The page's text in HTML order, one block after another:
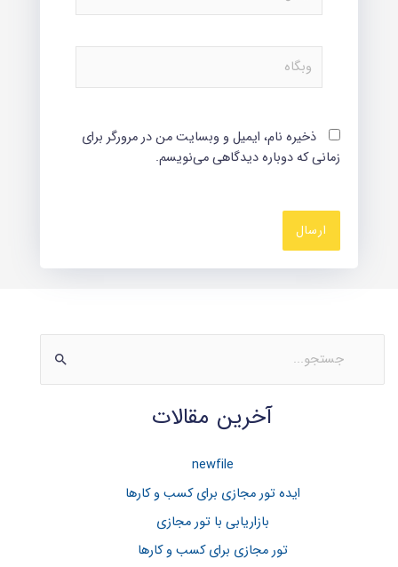
وبگاه
ذخیره نام، ایمیل و وبسایت من در مرورگر برای
زمانی که دوباره دیدگاهی می‌نویسم.
س
آخرین مقالات
newfile
ایده تور مجازی برای کسب و کارها
بازاریابی با تور مجازی
تور مجازی برای کسب و کار‌ها